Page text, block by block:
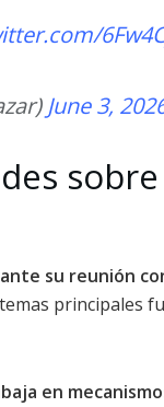
June 3,
su reunión
principales
en